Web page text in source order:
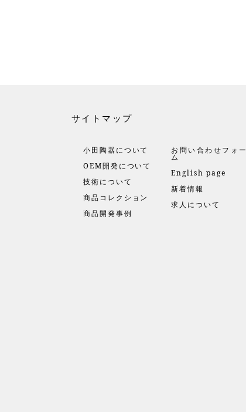
サイトマップ
小田陶器について
OEM開発について
技術について
商品コレクション
商品開発事例
お問い合わせフォー
ム
English page
新着情報
求人について